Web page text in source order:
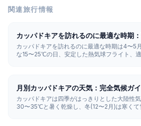
関連旅行情報
カッパドキアを訪れるのに最適な時期
カッパドキアを訪れるのに最適な時期は4〜5
な15〜25℃の日、安定した熱気球フライト、
月別カッパドキアの天気：完全気候ガ
カッパドキアは四季がはっきりとした大陸性
30〜35℃と暑く乾燥し、冬(12〜2月)は寒くて